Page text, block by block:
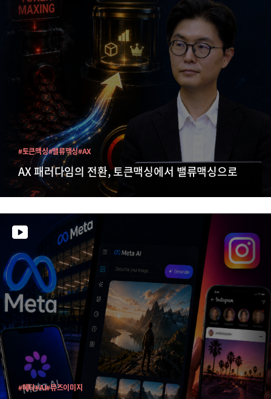
AX 패러다임의 전환, 토큰맥싱에서 밸류맥싱으로
#토큰맥싱#밸류맥싱#AX
#메타#AI#뮤즈이미지